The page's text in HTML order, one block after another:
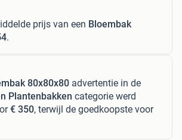
prijs van een Bloembak
.
80x80x80 advertentie in de
Plantenbakken categorie werd
€ 350, terwijl de goedkoopste voor